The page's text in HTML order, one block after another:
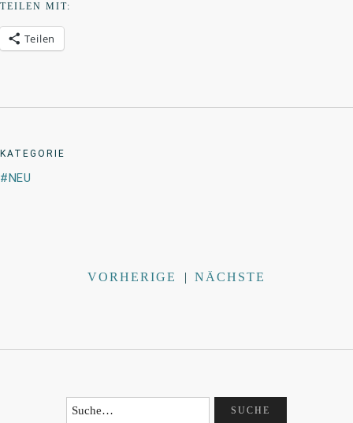
TEILEN MIT:
Teilen
KATEGORIE
NEU
VORHERIGE | NÄCHSTE